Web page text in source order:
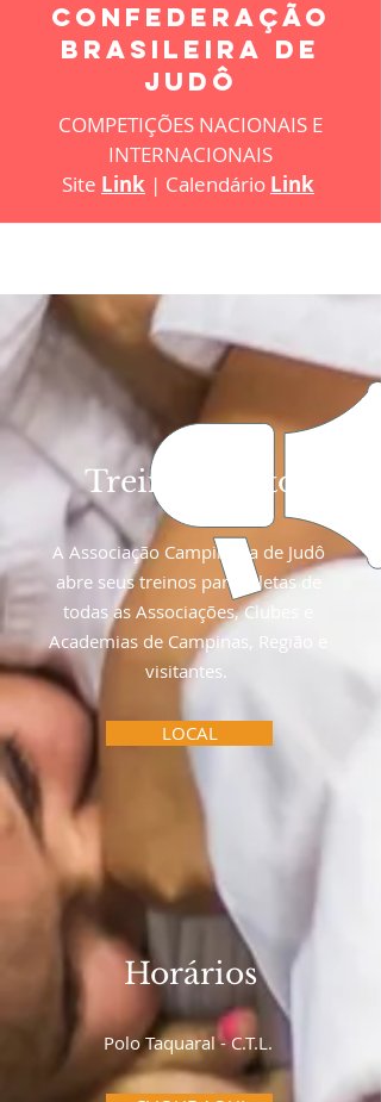
CONFEDERAÇÃO
BRASILEIRA DE
JUDÔ
COMPETIÇÕES NACIONAIS E
INTERNACIONAIS
Site Link | Calendário Link
Treino Aberto
A Associação Campineira de Judô
abre seus treinos para atletas de
todas as Associações, Clubes e
Academias de Campinas, Região e
visitantes.
LOCAL
Horários
Polo Taquaral - C.T.L.